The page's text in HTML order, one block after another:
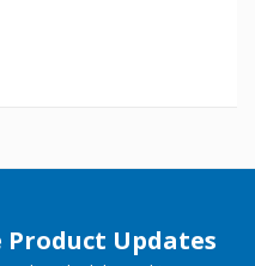
Product Updates